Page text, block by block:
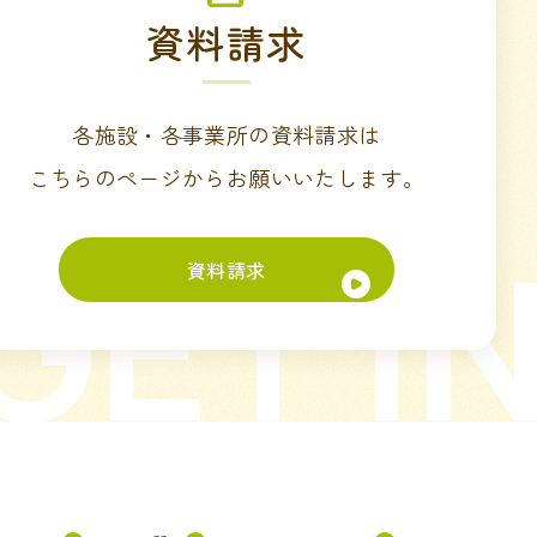
資料請求
各施設・各事業所の資料請求は
こちらのページからお願いいたします。
資料請求